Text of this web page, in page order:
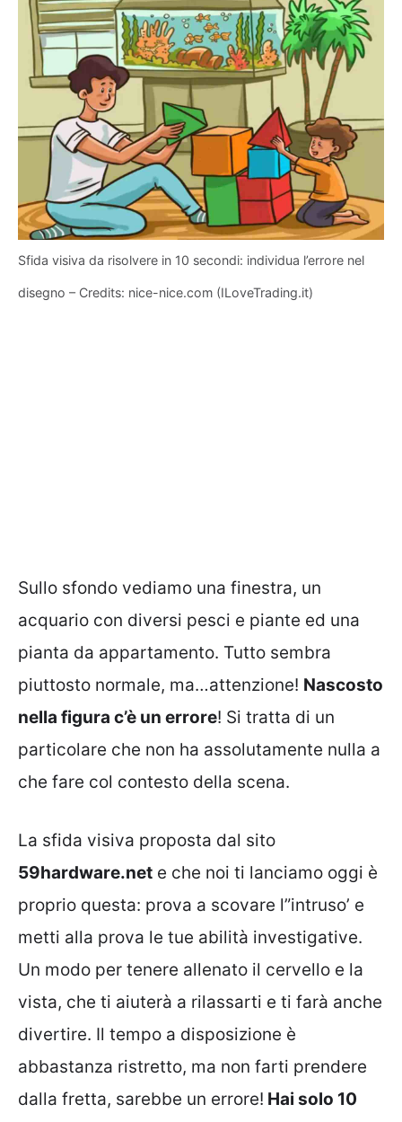
Sfida visiva da risolvere in 10 secondi: individua l’errore nel
disegno – Credits: nice-nice.com (ILoveTrading.it)
Sullo sfondo vediamo una finestra, un
acquario con diversi pesci e piante ed una
pianta da appartamento. Tutto sembra
piuttosto normale, ma…attenzione! Nascosto
nella figura c’è un errore! Si tratta di un
particolare che non ha assolutamente nulla a
che fare col contesto della scena.
La sfida visiva proposta dal sito
59hardware.net e che noi ti lanciamo oggi è
proprio questa: prova a scovare l”intruso’ e
metti alla prova le tue abilità investigative.
Un modo per tenere allenato il cervello e la
vista, che ti aiuterà a rilassarti e ti farà anche
divertire. Il tempo a disposizione è
abbastanza ristretto, ma non farti prendere
dalla fretta, sarebbe un errore! Hai solo 10